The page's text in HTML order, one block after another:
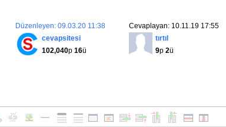
Cevaplayan: 10.11.19 17:55
tırtıl
9p 2ü
Düzenleyen: 09.03.20 11:38
cevapsitesi
102,040p 16ü